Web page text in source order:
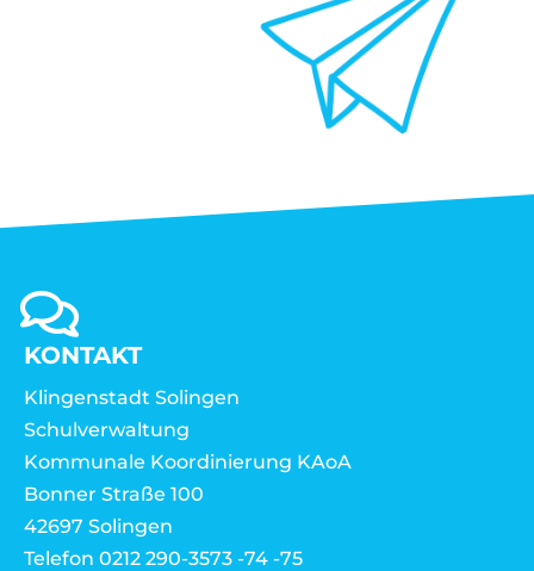
KONTAKT
Klingenstadt Solingen
Schulverwaltung
Kommunale Koordinierung KAoA
Bonner Straße 100
42697 Solingen
Telefon 0212 290-3573 -74 -75